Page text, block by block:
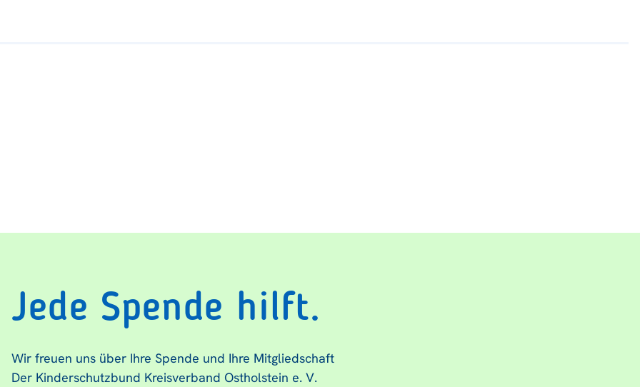
Jede Spende hilft.
Wir freuen uns über Ihre Spende und Ihre Mitgliedschaft
Der Kinderschutzbund Kreisverband Ostholstein e. V.